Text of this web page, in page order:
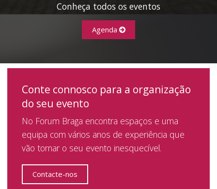
Conheça todos os eventos
Agenda
Conte connosco para a organização
do seu evento
No Forum Braga encontra espaços e uma
equipa com vários anos de experiência que
vão tornar o seu evento inesquecível.
Contacte-nos